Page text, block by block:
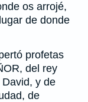
os arrojé,
de donde
profetas
del rey
y de
de